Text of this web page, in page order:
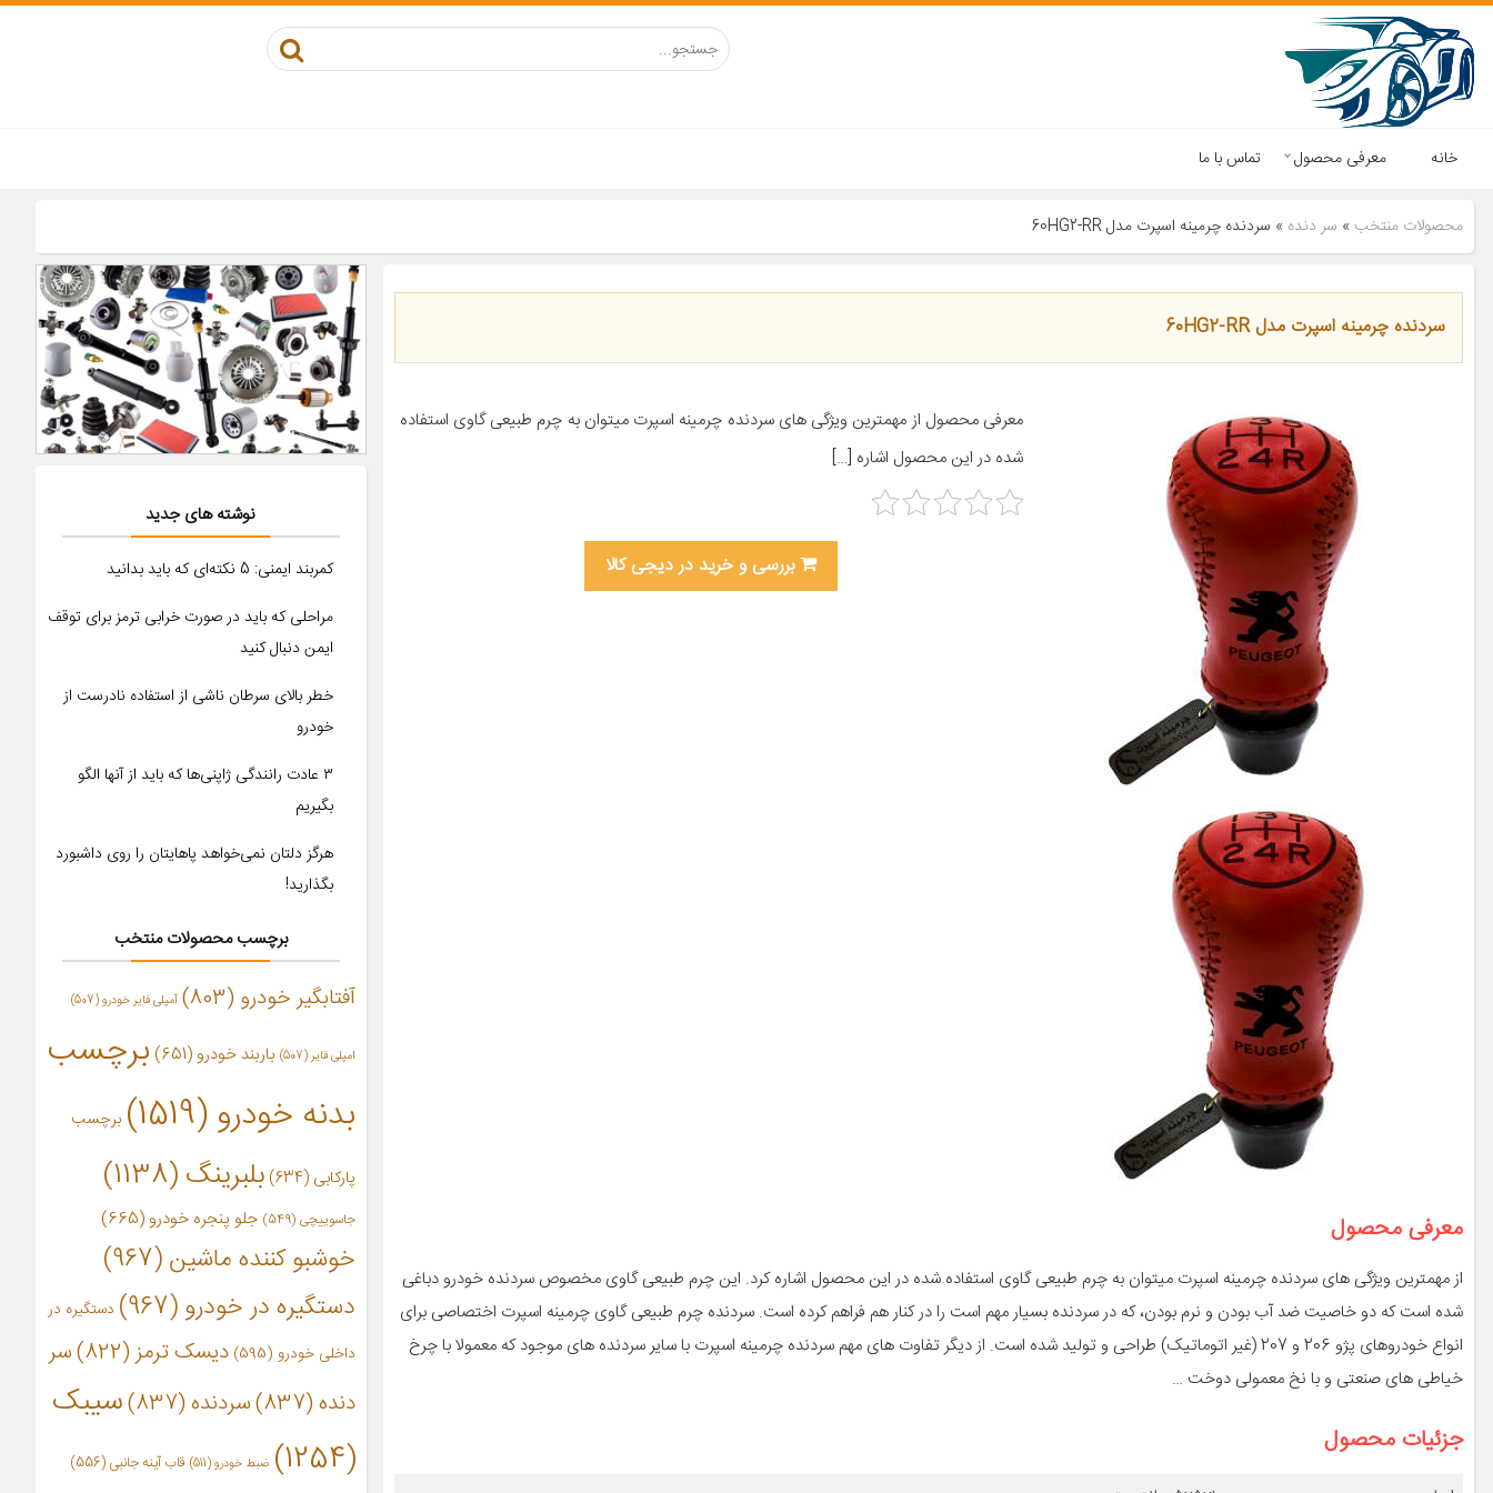
خانه معرفی محصول تماس با ما
محصولات منتخب » سر دنده » سردنده چرمینه اسپرت مدل 60HG2-RR
سردنده چرمینه اسپرت مدل 60HG2-RR
معرفی محصول از مهمترین ویژگی های سردنده چرمینه اسپرت میتوان به چرم طبیعی گاوی استفاده
شده در این محصول اشاره […]
بررسی و خرید در دیجی کالا
معرفی محصول
از مهمترین ویژگی های سردنده چرمینه اسپرت میتوان به چرم طبیعی گاوی استفاده شده در این محصول اشاره کرد. این چرم طبیعی گاوی مخصوص سردنده خودرو دباغی
شده است که دو خاصیت ضد آب بودن و نرم بودن، که در سردنده بسیار مهم است را در کنار هم فراهم کرده است. سردنده چرم طبیعی گاوی چرمینه اسپرت اختصاصی برای
انواع خودروهای پژو 206 و 207 (غیر اتوماتیک) طراحی و تولید شده است. از دیگر تفاوت های مهم سردنده چرمینه اسپرت با سایر سردنده های موجود که معمولا با چرخ
خیاطی های صنعتی و با نخ معمولی دوخت …
جزئیات محصول
نوشته های جدید
کمربند ایمنی: 5 نکته‌ای که باید بدانید
مراحلی که باید در صورت خرابی ترمز برای توقف
ایمن دنبال کنید
خطر بالای سرطان ناشی از استفاده نادرست از
خودرو
۳ عادت رانندگی ژاپنی‌ها که باید از آنها الگو
بگیریم
هرگز دلتان نمی‌خواهد پاهایتان را روی داشبورد
بگذارید!
برچسب محصولات منتخب
آفتابگیر خودرو (803) آمپلی فایر خودرو(507)
امپلی فایر (507) باربند خودرو(651)
برچسب
بدنه خودرو(1519) برچسب
پارکابی (634) بلبرینگ(1138)
جاسوییچی (549) جلو پنجره خودرو (665)
خوشبو کننده ماشین(967)
دستگیره در خودرو(967)
دستگیره در
داخلی خودرو (595) دیسک ترمز(822)
سر
دنده(837) سردنده(837)
سیبک
(1254)
ضبط خودرو(511) قاب آینه جانبی (556)